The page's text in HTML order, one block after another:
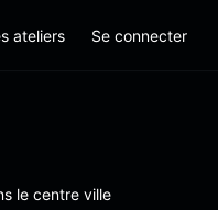
ateliers Se connecter
le centre ville